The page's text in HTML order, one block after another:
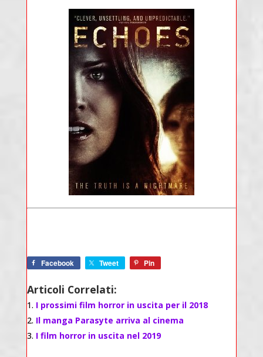
Facebook Tweet Pin
Articoli Correlati:
I prossimi film horror in uscita per il 2018
Il manga Parasyte arriva al cinema
I film horror in uscita nel 2019